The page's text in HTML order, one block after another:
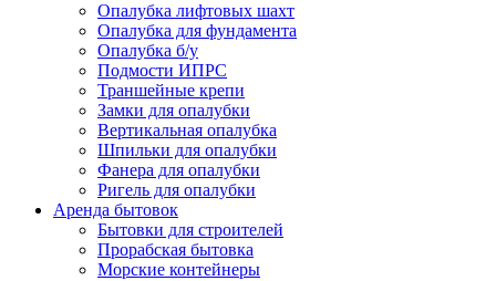
Опалубка лифтовых шахт
Опалубка для фундамента
Опалубка б/у
Подмости ИПРС
Траншейные крепи
Замки для опалубки
Вертикальная опалубка
Шпильки для опалубки
Фанера для опалубки
Ригель для опалубки
Аренда бытовок
Бытовки для строителей
Прорабская бытовка
Морские контейнеры